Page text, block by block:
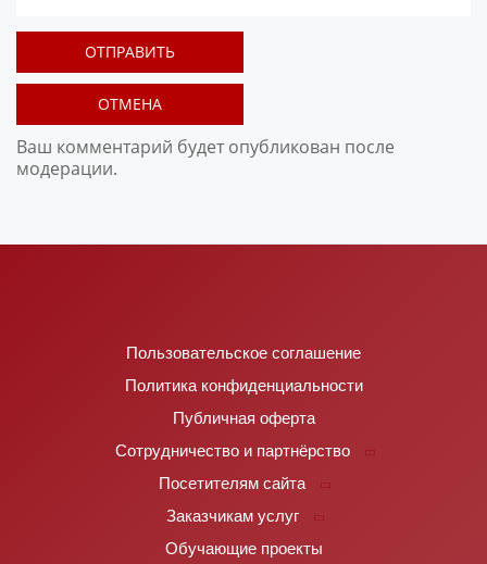
ОТПРАВИТЬ
ОТМЕНА
Ваш комментарий будет опубликован после
модерации.
Пользовательское соглашение
Политика конфиденциальности
Публичная оферта
Сотрудничество и партнёрство
Посетителям сайта
Заказчикам услуг
Обучающие проекты